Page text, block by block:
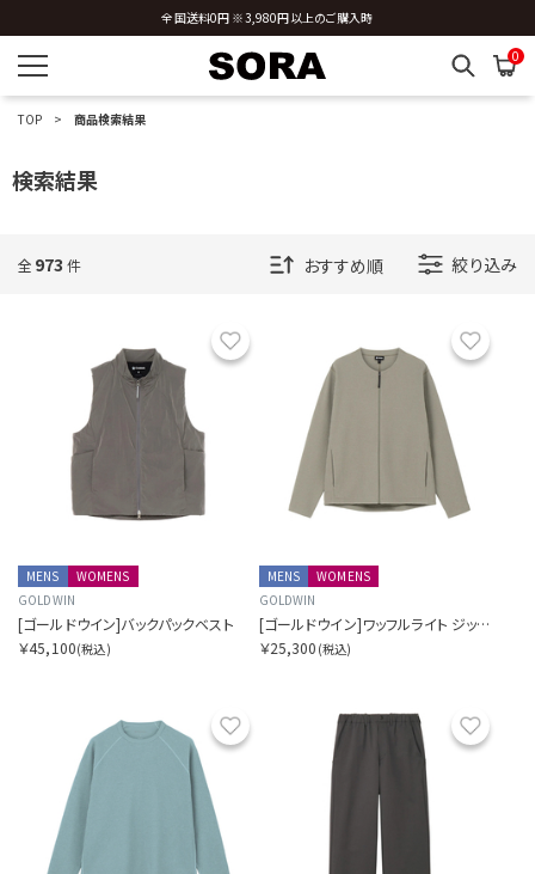
新規会員登録 ※今ならすぐに使える500円分のクーポンプレゼント
0
TOP 商品検索結果
検索結果
全 973 件 絞り込み
お気に入り
MENS
WOMENS
GOLDWIN
[ゴールドウイン]バックパックベスト
￥45,100(税込)
MENS
WOMENS
GOLDWIN
[ゴールドウイン]ワッフルライト ジップ カーディガン
￥25,300 (税込)
お気に入り